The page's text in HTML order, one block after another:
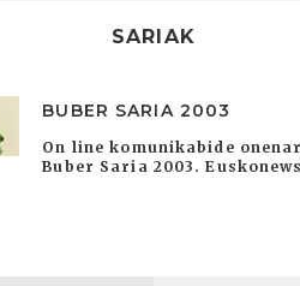
SARIAK
BUBER SARIA 2003
On line komunikabide
Buber Saria 2003. Euskonews